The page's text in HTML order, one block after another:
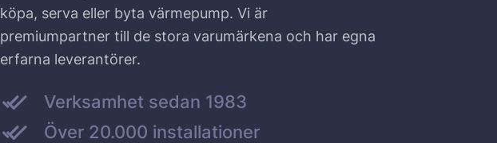
köpa, serva eller byta värmepump. Vi är
premiumpartner till de stora varumärkena och har egna
erfarna leverantörer.
Verksamhet sedan 1983
Över 20.000 installationer